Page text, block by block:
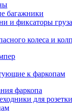
багажники
и фиксаторы груза
колеса и
к фаркопам
фаркопа
для